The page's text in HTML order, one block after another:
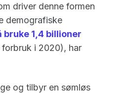
driver denne formen
demografiske
1,4 billioner
forbruk i 2020), har
og tilbyr en sømløs